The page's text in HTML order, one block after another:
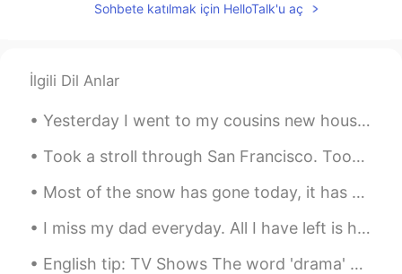
@るろうにKT
EN JP
@Fumi居酒屋は良いね！😊
るろうにKT 2021.03.21 08:52
Sohbete katılmak için HelloTalk'u aç
İlgili Dil Anlar
Yesterday I went to my cousins new house for the first time. 昨日、いとこの新しい家に初めて行った。 Ayer fui por pr...
Took a stroll through San Francisco. Took photos in Chinatown, Filmore, Doloris park and Oakland....
Most of the snow has gone today, it has been a lovely walk out but it is still very cold!! 🥶 I c...
I miss my dad everyday. All I have left is his voice messages and pictures. I feel like a huge pa...
English tip: TV Shows The word 'drama' doesn't mean 'TV show'. It is a genre. Just like comedy,...